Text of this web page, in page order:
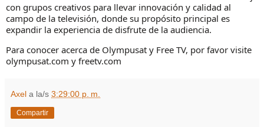
con grupos creativos para llevar innovación y calidad al
campo de la televisión, donde su propósito principal es
expandir la experiencia de disfrute de la audiencia.
Para conocer acerca de Olympusat y Free TV, por favor visite
olympusat.com y freetv.com
Axel a la/s 3:29:00 p. m.
Compartir